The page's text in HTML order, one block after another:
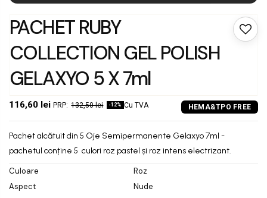
PACHET RUBY
COLLECTION GEL POLISH
GELAXYO 5 X 7ml
116,60 lei 132,50 lei -12% Cu TVA
Pachet alcătuit din 5 Oje Semipermanente Gelaxyo 7ml -
pachetul conține 5 culori roz pastel și roz intens electrizant.
Culoare
Roz
Aspect
Nude